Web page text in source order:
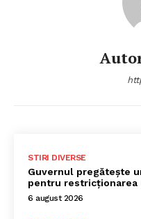
STIRI DIVERSE
Guvernul pregătește
pentru
6 august 2026